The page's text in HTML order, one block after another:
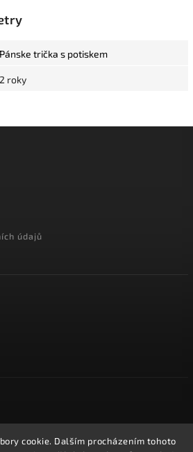
cookie. Dalším procházením tohoto
Pánske trička s potiskem
2 roky
údajů